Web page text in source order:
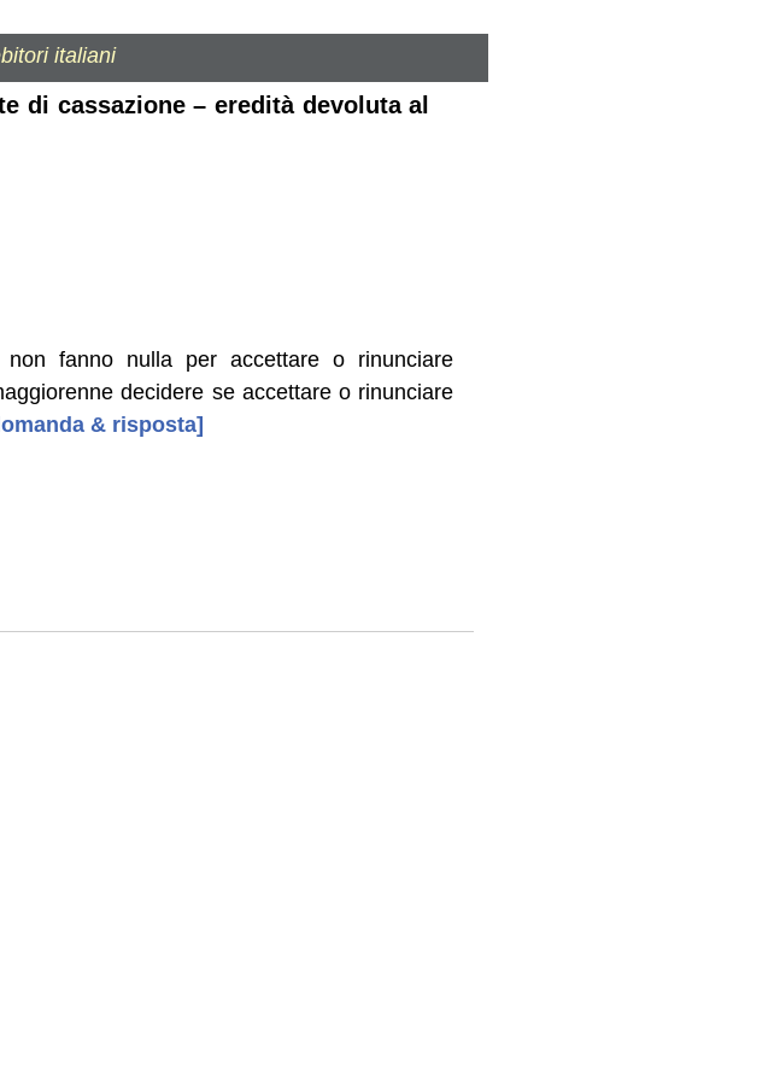
italiani
di cassazione – eredità devoluta al
fanno nulla per accettare o rinunciare
decidere se accettare o rinunciare
& risposta]